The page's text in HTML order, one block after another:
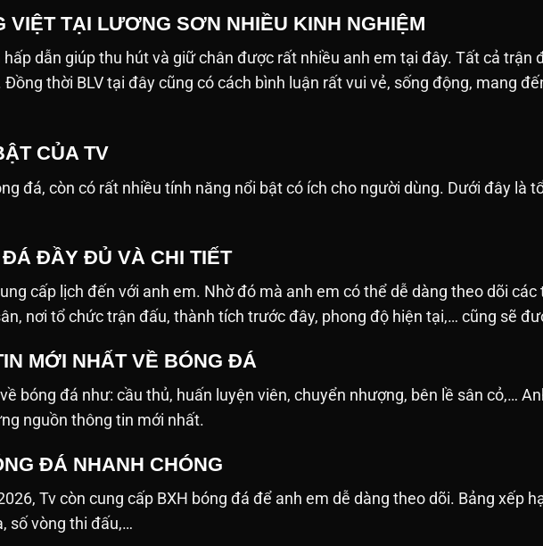
TẠI LƯƠNG SƠN NHIỀU KINH NGHIỆM
dẫn giúp thu hút và giữ chân được rất nhiều anh em tại đây. Tất cả trận
thời BLV tại đây cũng có cách bình luận rất vui vẻ, sống động, mang
CỦA TV
đá, còn có rất nhiều tính năng nổi bật có ích cho người dùng. Dưới đây là
ĐẦY ĐỦ VÀ CHI TIẾT
cấp lịch đến với anh em. Nhờ đó mà anh em có thể dễ dàng theo dõi
nơi tổ chức trận đấu, thành tích trước đây, phong độ hiện tại,… cũng sẽ
MỚI NHẤT VỀ BÓNG ĐÁ
bóng đá như: cầu thủ, huấn luyện viên, chuyển nhượng, bên lề sân cỏ,…
nguồn thông tin mới nhất.
ĐÁ NHANH CHÓNG
Tv còn cung cấp BXH bóng đá để anh em dễ dàng theo dõi. Bảng xếp
số vòng thi đấu,…